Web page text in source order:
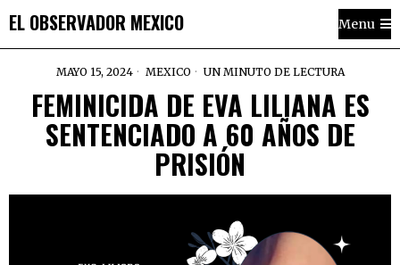
EL OBSERVADOR MEXICO Menu
MAYO 15, 2024 MEXICO UN MINUTO DE LECTURA
FEMINICIDA DE EVA LILIANA ES
SENTENCIADO A 60 AÑOS DE
PRISIÓN